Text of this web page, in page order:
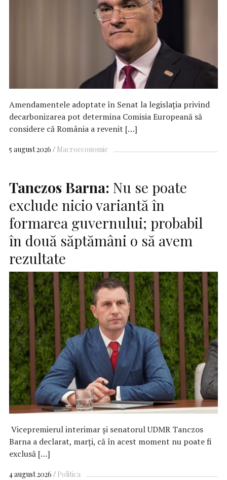
Amendamentele adoptate în Senat la legislaţia privind
decarbonizarea pot determina Comisia Europeană să
considere că România a revenit […]
5 august 2026 Macroeconomie
Tanczos Barna: Nu se poate
exclude nicio variantă în
formarea guvernului; probabil
în două săptămâni o să avem
rezultate
Vicepremierul interimar şi senatorul UDMR Tanczos
Barna a declarat, marţi, că în acest moment nu poate fi
exclusă […]
4 august 2026 Politica